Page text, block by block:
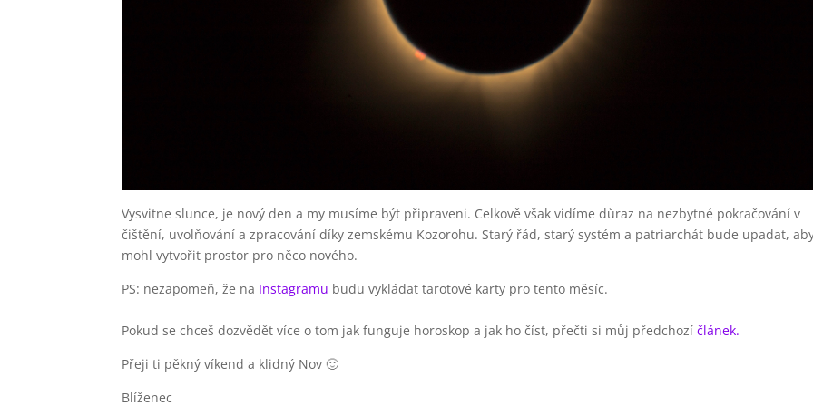
Vysvitne slunce, je nový den a my musíme být připraveni. Celkově však vidíme důraz na nezbytné pokračování v
čištění, uvolňování a zpracování díky zemskému Kozorohu. Starý řád, starý systém a patriarchát bude upadat,
mohl vytvořit prostor pro něco nového.
PS: nezapomeň, že na Instagramu budu vykládat tarotové karty pro tento měsíc.
Pokud se chceš dozvědět více o tom jak funguje horoskop a jak ho číst, přečti si můj předchozíčlánek.
Přeji ti pěkný víkend a klidný Nov 🙂
Blíženec